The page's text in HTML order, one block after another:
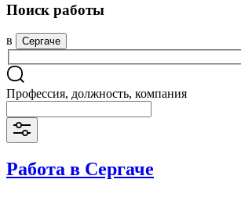
Поиск работы
в Сергаче
Профессия, должность, компания
Работа в Сергаче